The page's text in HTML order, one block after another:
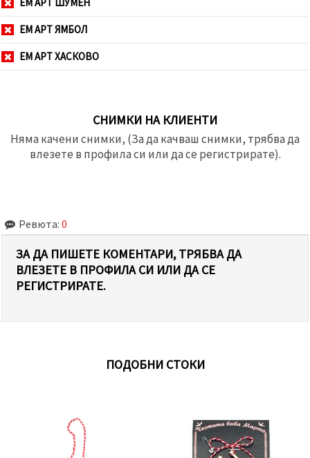
ЕМ АРТ ЯМБОЛ
ЕМ АРТ ХАСКОВО
СНИМКИ НА КЛИЕНТИ
Няма качени снимки, (За да качваш снимки, трябва да
влезете в профила си или да се регистрирате).
Ревюта: 0
ЗА ДА ПИШЕТЕ КОМЕНТАРИ, ТРЯБВА ДА
ВЛЕЗЕТЕ В ПРОФИЛА СИ ИЛИ ДА СЕ
РЕГИСТРИРАТЕ.
ПОДОБНИ СТОКИ